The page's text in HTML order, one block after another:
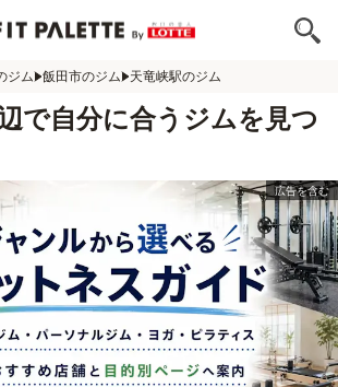
ジム 飯田市のジム 天竜峡駅のジム
で自分に合うジムを見つ